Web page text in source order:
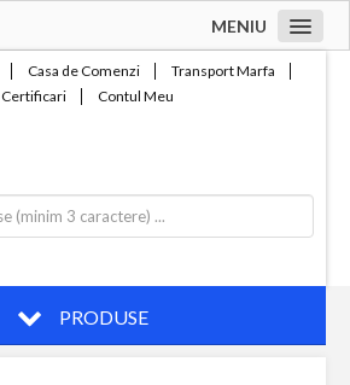
MENIU
Casa de Comenzi
Transport Marfa
Certificari
Contul Meu
PRODUSE